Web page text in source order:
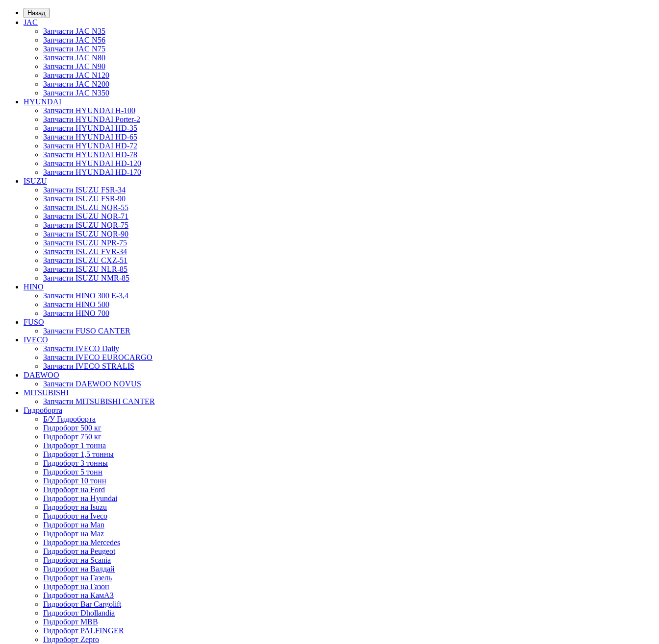
Назад
JAC
Запчасти JAC N35
Запчасти JAC N56
Запчасти JAC N75
Запчасти JAC N80
Запчасти JAC N90
Запчасти JAC N120
Запчасти JAC N200
Запчасти JAC N350
HYUNDAI
Запчасти HYUNDAI H-100
Запчасти HYUNDAI Porter-2
Запчасти HYUNDAI HD-35
Запчасти HYUNDAI HD-65
Запчасти HYUNDAI HD-72
Запчасти HYUNDAI HD-78
Запчасти HYUNDAI HD-120
Запчасти HYUNDAI HD-170
ISUZU
Запчасти ISUZU FSR-34
Запчасти ISUZU FSR-90
Запчасти ISUZU NQR-55
Запчасти ISUZU NQR-71
Запчасти ISUZU NQR-75
Запчасти ISUZU NQR-90
Запчасти ISUZU NPR-75
Запчасти ISUZU FVR-34
Запчасти ISUZU CXZ-51
Запчасти ISUZU NLR-85
Запчасти ISUZU NMR-85
HINO
Запчасти HINO 300 E-3,4
Запчасти HINO 500
Запчасти HINO 700
FUSO
Запчасти FUSO CANTER
IVECO
Запчасти IVECO Daily
Запчасти IVECO EUROCARGO
Запчасти IVECO STRALIS
DAEWOO
Запчасти DAEWOO NOVUS
MITSUBISHI
Запчасти MITSUBISHI CANTER
Гидроборта
Б/У Гидроборта
Гидроборт 500 кг
Гидроборт 750 кг
Гидроборт 1 тонна
Гидроборт 1,5 тонны
Гидроборт 3 тонны
Гидроборт 5 тонн
Гидроборт 10 тонн
Гидроборт на Ford
Гидроборт на Hyundai
Гидроборт на Isuzu
Гидроборт на Iveco
Гидроборт на Man
Гидроборт на Maz
Гидроборт на Mercedes
Гидроборт на Peugeot
Гидроборт на Scania
Гидроборт на Валдай
Гидроборт на Газель
Гидроборт на Газон
Гидроборт на КамАЗ
Гидроборт Bar Cargolift
Гидроборт Dhollandia
Гидроборт MBB
Гидроборт PALFINGER
Гидроборт Zepro